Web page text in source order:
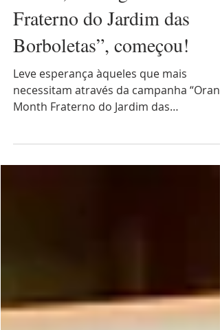
A campanha de Natal da
ASCL, “Orange Month
Fraterno do Jardim das
Borboletas”, começou!